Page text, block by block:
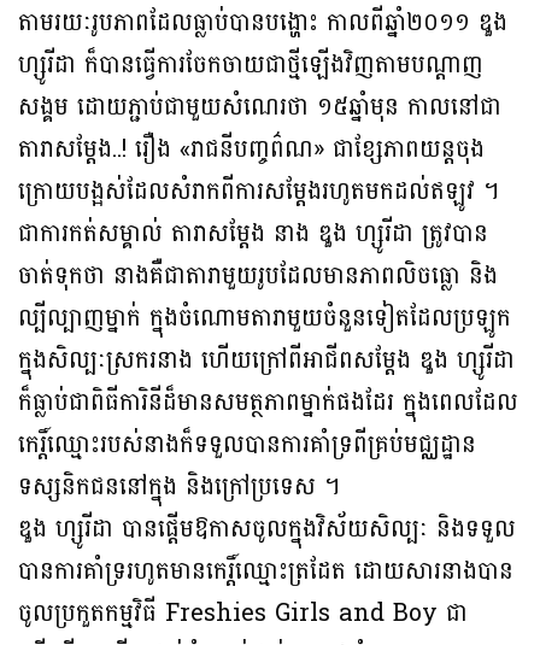
តាមរយៈរូបភាពដែលធ្លាប់បានបង្ហោះ កាលពីឆ្នាំ២០១១ ឌួង
ហ្សូរីដា ក៏បានធ្វើការចែកចាយជាថ្មីឡើងវិញតាមបណ្តាញ
សង្គម ដោយភ្ជាប់ជាមួយសំណេរថា ១៥ឆ្នាំមុន កាលនៅជា
តារាសម្តែង..! រឿង «រាជនីបញ្ចព៌ណ» ជាខ្សែភាពយន្តចុង
ក្រោយបង្អស់ដែលសំរាកពីការសម្តែងរហូតមកដល់ឥឡូវ ។
ជាការកត់សម្គាល់ តារាសម្តែង នាង ឌួង ហ្សូរីដា ត្រូវបាន
ចាត់ទុកថា នាងគឺជាតារាមួយរូបដែលមានភាពលិចធ្លោ និង
ល្បីល្បាញម្នាក់ ក្នុងចំណោមតារាមួយចំនួនទៀតដែលប្រឡូក
ក្នុងសិល្បៈស្រករនាង ហើយក្រៅពីអាជីពសម្តែង ឌួង ហ្សូរីដា
ក៏ធ្លាប់ជាពិធីការិនីដ៏មានសមត្ថភាពម្នាក់ផងដែរ ក្នុងពេលដែល
កេរ្តិ៍ឈ្មោះរបស់នាងក៏ទទួលបានការគាំទ្រពីគ្រប់មជ្ឈដ្ឋាន
ទស្សនិកជននៅក្នុង និងក្រៅប្រទេស ។
ឌួង ហ្សូរីដា បានផ្តើមឱកាសចូលក្នុងវិស័យសិល្បៈ និងទទួល
បានការគាំទ្ររហូតមានកេរ្តិ៍ឈ្មោះត្រដែត ដោយសារនាងបាន
ចូលប្រកួតកម្មវិធី Freshies Girls and Boy ជា